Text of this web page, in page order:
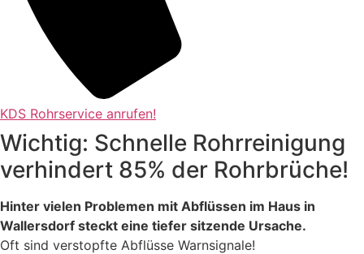
KDS Rohrservice anrufen!
Wichtig: Schnelle Rohrreinigung
verhindert 85% der Rohrbrüche!
Hinter vielen Problemen mit Abflüssen im Haus in
Wallersdorf steckt eine tiefer sitzende Ursache.
Oft sind verstopfte Abflüsse Warnsignale!